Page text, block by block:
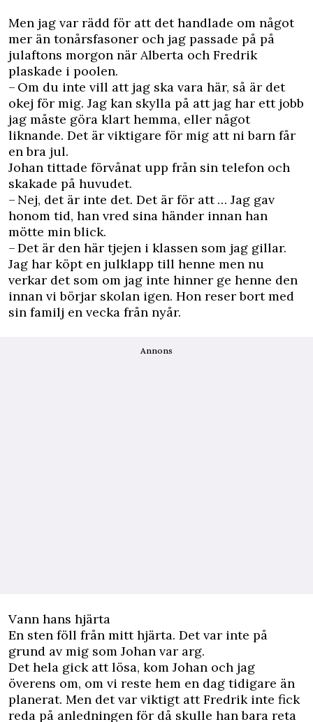
Men jag var rädd för att det handlade om något
mer än tonårsfasoner och jag passade på på
julaftons morgon när Alberta och Fredrik
plaskade i poolen.
– Om du inte vill att jag ska vara här, så är det
okej för mig. Jag kan skylla på att jag har ett jobb
jag måste göra klart hemma, eller något
liknande. Det är viktigare för mig att ni barn får
en bra jul.
Johan tittade förvånat upp från sin telefon och
skakade på huvudet.
– Nej, det är inte det. Det är för att … Jag gav
honom tid, han vred sina händer innan han
mötte min blick.
– Det är den här tjejen i klassen som jag gillar.
Jag har köpt en julklapp till henne men nu
verkar det som om jag inte hinner ge henne den
innan vi börjar skolan igen. Hon reser bort med
sin familj en vecka från nyår.
Annons
Vann hans hjärta
En sten föll från mitt hjärta. Det var inte på
grund av mig som Johan var arg.
Det hela gick att lösa, kom Johan och jag
överens om, om vi reste hem en dag tidigare än
planerat. Men det var viktigt att Fredrik inte fick
reda på anledningen för då skulle han bara reta